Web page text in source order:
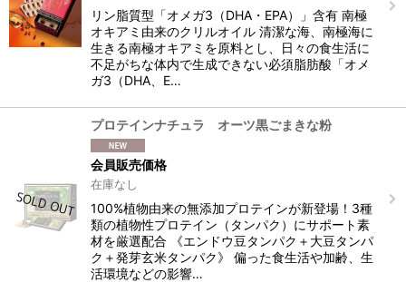
リン脂質型「オメガ3（DHA・EPA）」含有 南極
オキアミ由来のクリルオイル 清潔な海、南極海に
生きる南極オキアミを原料とし、日々の食生活に
不足がちな体内で生成できない必須脂肪酸「オメ
ガ3（DHA、E…
プロテインナチュラ オーツ黒ごまきな粉
会員販売価格
在庫なし
100%植物由来の無添加プロテインが新登場！3種
類の植物性プロテイン（タンパク）にサポート素
材を厳選配合 《エンドウ豆タンパク＋大豆タンパ
ク＋発芽玄米タンパク》 偏った食生活や加齢、生
活環境などの影響…